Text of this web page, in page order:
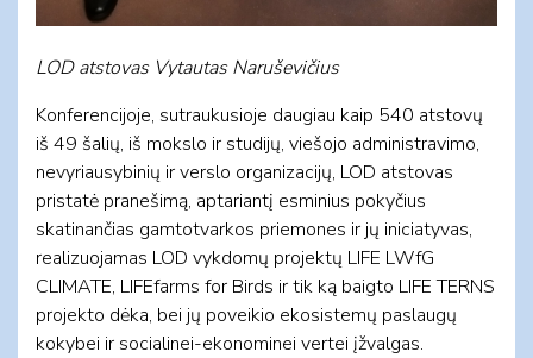
LOD atstovas Vytautas Naruševičius
Konferencijoje, sutraukusioje daugiau kaip 540 atstovų
iš 49 šalių, iš mokslo ir studijų, viešojo administravimo,
nevyriausybinių ir verslo organizacijų, LOD atstovas
pristatė pranešimą, aptariantį esminius pokyčius
skatinančias gamtotvarkos priemones ir jų iniciatyvas,
realizuojamas LOD vykdomų projektų LIFE LWfG
CLIMATE, LIFEfarms for Birds ir tik ką baigto LIFE TERNS
projekto dėka, bei jų poveikio ekosistemų paslaugų
kokybei ir socialinei-ekonominei vertei įžvalgas.